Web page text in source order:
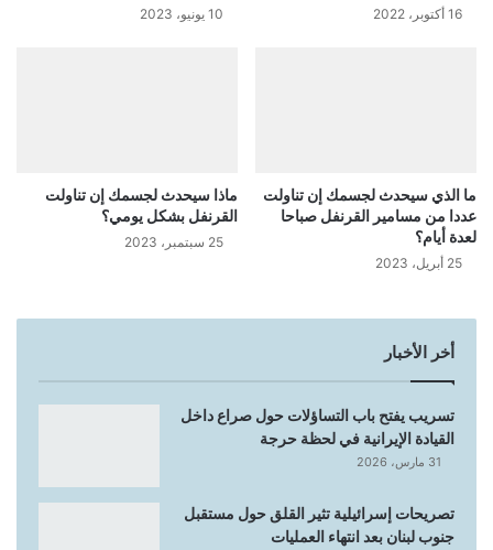
16 أكتوبر، 2022 10 يونيو، 2023
ما الذي سيحدث لجسمك إن تناولت
عددا من مسامير القرنفل صباحا
لعدة أيام؟
25 أبريل، 2023
ماذا سيحدث لجسمك إن تناولت
القرنفل بشكل يومي؟
25 سبتمبر، 2023
أخر الأخبار
تسريب يفتح باب التساؤلات حول صراع داخل
القيادة الإيرانية في لحظة حرجة
31 مارس، 2026
تصريحات إسرائيلية تثير القلق حول مستقبل
جنوب لبنان بعد انتهاء العمليات